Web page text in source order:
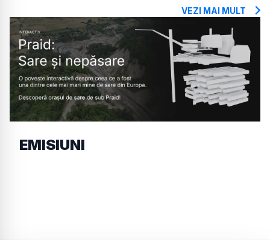
VEZI MAI MULT
EMISIUNI